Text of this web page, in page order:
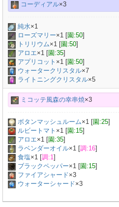
コーディアル×3
純水×1
ローズマリー×1 [園:50]
トリリウム×1 [園:50]
アロエ×1 [園:35]
アプリコット ×1 [園:50]
ウォータークリスタル×7
ライトニングクリスタル×5
ミコッテ風森の幸串焼×3
ボタンマッシュルーム×1 [園:25]
ルビートマト ×1 [園:15]
アロエ×1 [園:35]
ラベンダーオイル×1 [調:16]
食塩×1 [調:1]
ブラックペッパー×1 [園:15]
ファイアシャード×3
ウォーターシャード×3